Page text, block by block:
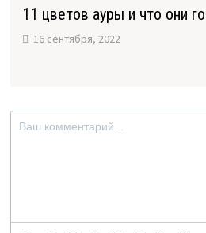
11 цветов ауры и что они
16 сентября, 2022